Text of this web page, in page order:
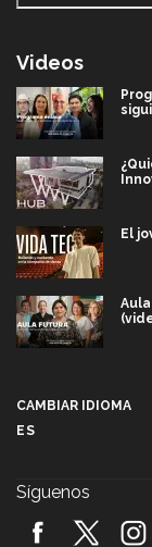
Videos
El
CAMBIAR IDIOMA
ES
Síguenos